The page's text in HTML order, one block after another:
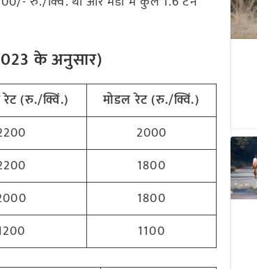
के अनुसार)
रेट (रु./क्विं.) मोडल रेट(रु./क्विं.)
2000
1800
1800
1100